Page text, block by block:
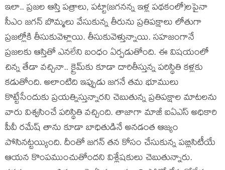
ఇలా.. ప్ర‌జ‌ల ఆస్తి ప‌త్రాలు, ప‌ట్టా(జ‌గ‌న‌న్న ఇళ్ల ప‌థ‌కంలో)ల‌పైనా
సీఎం జ‌గ‌న్ బొమ్మ‌లు వేసుకున్న తీరును ప్ర‌తిప‌క్షాలు లోతుగా
ప్ర‌జ‌ల్లోకి తీసుకువెళ్లాయి. తీసుకువెళ్తున్నాయి. స‌హ‌జంగానే
ప్ర‌జ‌ల‌కు ఆస్తితో ఎన‌లేని బంధం ఏర్ప‌డుతోంది. ఈ విష‌యంలో
చిన్న తేడా వ‌చ్చినా.. క్రైమ్‌కు కూడా దారితీస్తున్న ప‌రిస్థితి క‌ళ్ల‌కు
క‌డుతోంది. అలాంటిది ఇప్పుడు జ‌గ‌నే త‌మ భూములు
కొట్టేసేందుకు ప్ర‌య‌త్నిస్తున్నార‌ని చెబుతున్న ప్ర‌తిప‌క్షాల మాట‌ల‌ను
వారు విశ్వ‌సించే ప‌రిస్థితి వచ్చింది. తాజాగా మాజీ ఐఏఎస్ అధికారి
పీవీ రమేష్ తాను కూడా బాధితుడినే అనడంత ఆజ్యం
పోసినట్టయ్యింది. దీంతో జగన్ తన కోసం చేసుకున్న పబ్లిసిటీయే
ఆయన కొంపముంచుతోందని విశ్లేషకులు చెబుతున్నారు.